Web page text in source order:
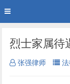
张强律师